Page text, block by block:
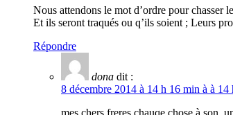
Nous attendons le mot d’ordre pour chasser
Et ils seront traqués ou q’ils soient ; Leurs
Répondre
dona dit :
8 décembre 2014 à 14 h 16 min à à 14